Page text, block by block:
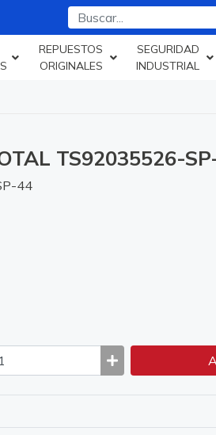
REPUESTOS
ORIGINALES
SEGURIDAD
INDUSTRIAL
TS92035526-
44